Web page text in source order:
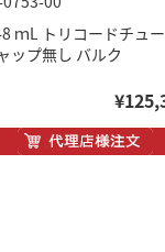
ｍL トリコードチュ
ップ無し バルク